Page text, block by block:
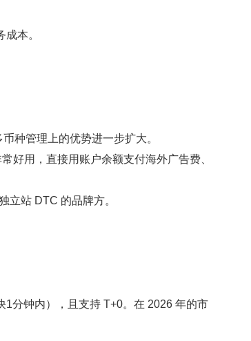
本。
管理上的优势进一步扩大。
好用，直接用账户余额支付海外广告费、
立站 DTC 的品牌方。
1分钟内），且支持 T+0。在 2026 年的市